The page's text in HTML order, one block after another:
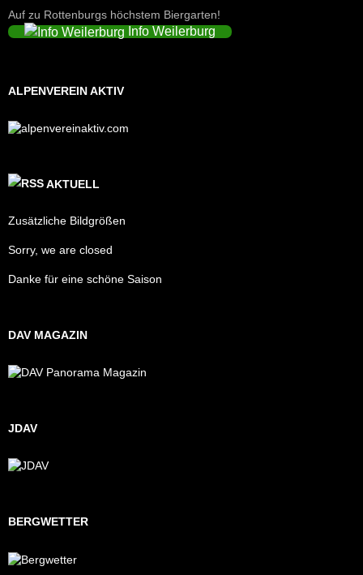
Auf zu Rottenburgs höchstem Biergarten!
Info Weilerburg
ALPENVEREIN AKTIV
AKTUELL
Zusätzliche Bildgrößen
Sorry, we are closed
Danke für eine schöne Saison
DAV MAGAZIN
JDAV
BERGWETTER